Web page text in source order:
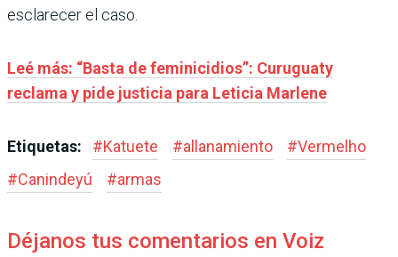
esclarecer el caso.
Leé más: “Basta de feminicidios”: Curuguaty
reclama y pide justicia para Leticia Marlene
Etiquetas: #Katuete #allanamiento #Vermelho
#Canindeyú #armas
Déjanos tus comentarios en Voiz